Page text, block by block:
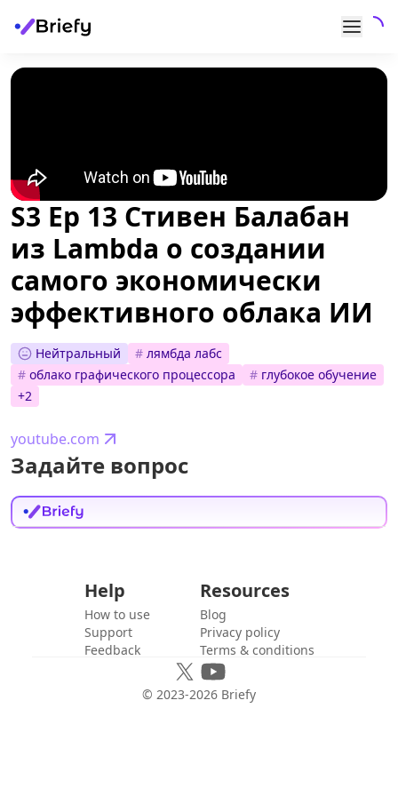
S3 Ep 13 Стивен Балабан
из Lambda о создании
самого экономически
эффективного облака ИИ
Нейтральный # лямбда лабс
# облако графического процессора # глубокое обучение
+2
youtube.com
Задайте вопрос
Help
How to use
Support
Feedback
Resources
Blog
Privacy policy
Terms & conditions
© 2023-2026 Briefy